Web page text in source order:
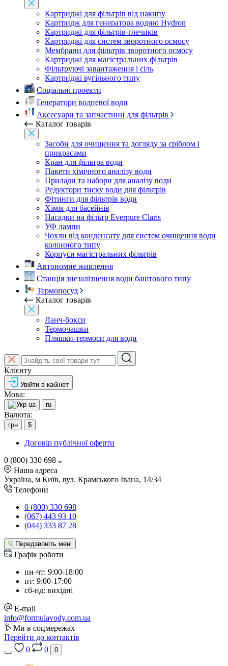
Картриджі для фільтрів від накипу
Картридж для генератора водню Hydron
Картриджі для фільтрів-глечиків
Картриджі для систем зворотного осмосу
Мембрани для фільтрів зворотного осмосу
Картриджі для магістральних фільтрів
Фільтруючі завантаження і сіль
Картриджі вугільного типу
Соціальні проекти
Генератори водневої води
Аксесуари та запчастини для фільтрів
Каталог товарів
Засоби для очищення та догляду за сріблом і
прикрасами
Кран для фільтра води
Пакети хімічного аналізу води
Прилади та набори для аналізу води
Редуктори тиску води для фільтрів
Фітинги для фільтрів води
Хімія для басейнів
Насадки на фільтр Everpure Claris
УФ лампи
Чохли від конденсату для систем очищення води
колонного типу
Корпуси магістральних фільтрів
Автономне живлення
Станція знезалізнення води баштового типу
Термопосуд
Каталог товарів
Ланч-бокси
Термочашки
Пляшки-термоси для води
Клієнту
Увійти в кабінет
Мова:
ua ru
Валюта:
грн $
Договір публічної оферти
0 (800) 330 698
Наша адреса
Україна, м Київ, вул. Крамського Івана, 14/34
Телефони
0 (800) 330 698
(067) 443 93 10
(044) 333 87 28
Передзвоніть мені
Графік роботи
пн-чт: 9:00-18:00
пт: 9:00-17:00
сб-нд: вихідні
E-mail
info@formulavody.com.ua
Ми в соцмережах
Перейти до контактів
0
0 0